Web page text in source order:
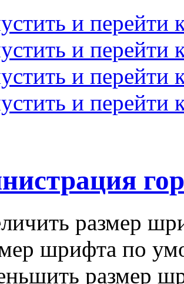
и перейти
и перейти
и перейти
и перейти